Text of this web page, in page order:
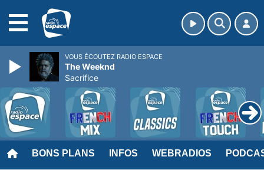
BONS PLANS INFOS WEBRADIOS
VOUS ÉCOUTEZ RADIO ESPACE
The Weeknd
Sacrifice